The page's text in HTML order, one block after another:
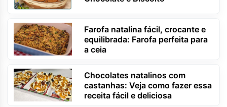
Farofa natalina fácil, crocante e
equilibrada: Farofa perfeita para
a ceia
Chocolates natalinos com
castanhas: Veja como fazer essa
receita fácil e deliciosa